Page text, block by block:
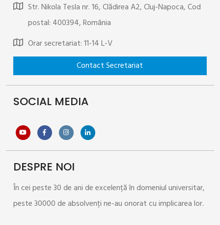
Str. Nikola Tesla nr. 16, Clădirea A2, Cluj-Napoca, Cod
postal: 400394, România
Orar secretariat: 11-14 L-V
SOCIAL MEDIA
DESPRE NOI
În cei peste 30 de ani de excelență în domeniul universitar,
peste 30000 de absolvenți ne-au onorat cu implicarea lor.